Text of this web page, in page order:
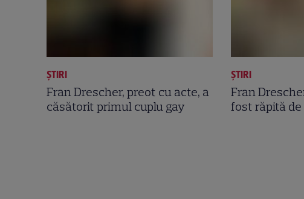
ȘTIRI
Fran Drescher, preot cu acte, a
căsătorit primul cuplu gay
ȘTIRI
Fran
fost răpită